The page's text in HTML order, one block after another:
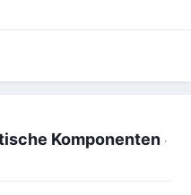
Komponenten ·